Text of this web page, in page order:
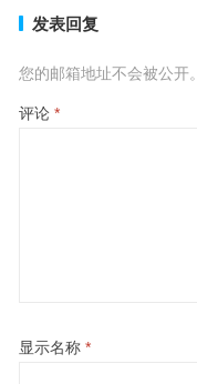
发表回复
您的邮箱地址不会被公开。
评论 *
显示名称 *